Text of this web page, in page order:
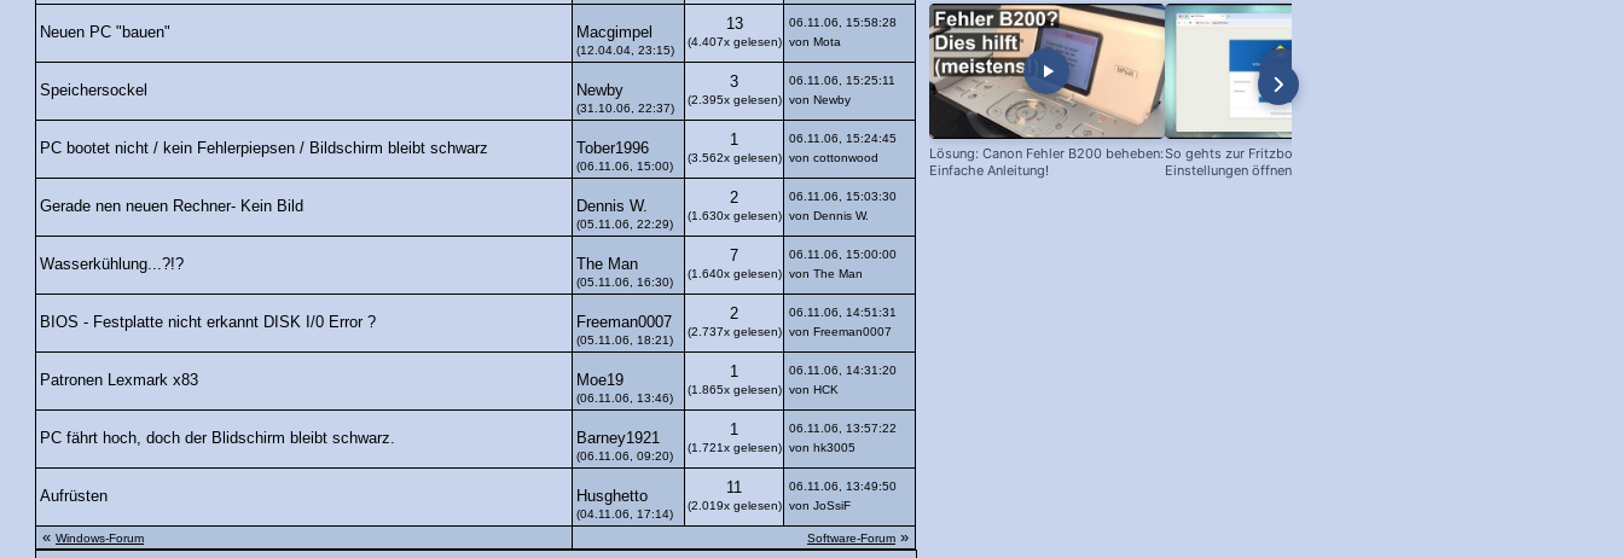
Neuen PC "bauen" Macgimpel
(12.04.04, 23:15)
13
(4.407x gelesen)
06.11.06, 15:58:28
von Mota
Speichersockel Newby
(31.10.06, 22:37)
3
(2.395x gelesen)
06.11.06, 15:25:11
von Newby
PC bootet nicht / kein Fehlerpiepsen / Bildschirm bleibt schwarz Tober1996
(06.11.06, 15:00)
1
(3.562x gelesen)
06.11.06, 15:24:45
von cottonwood
Gerade nen neuen Rechner- Kein Bild Dennis W.
(05.11.06, 22:29)
2
(1.630x gelesen)
06.11.06, 15:03:30
von Dennis W.
Wasserkühlung...?!? The Man
(05.11.06, 16:30)
7
(1.640x gelesen)
06.11.06, 15:00:00
von The Man
BIOS - Festplatte nicht erkannt DISK I/0 Error ? Freeman0007
(05.11.06, 18:21)
2
(2.737x gelesen)
06.11.06, 14:51:31
von Freeman0007
Patronen Lexmark x83 Moe19
(06.11.06, 13:46)
1
(1.865x gelesen)
06.11.06, 14:31:20
von HCK
PC fährt hoch, doch der Blidschirm bleibt schwarz. Barney1921
(06.11.06, 09:20)
1
(1.721x gelesen)
06.11.06, 13:57:22
von hk3005
Aufrüsten Husghetto
(04.11.06, 17:14)
11
(2.019x gelesen)
06.11.06, 13:49:50
von JoSsiF
«Windows-Forum Software-Forum»
Lösung: Canon Fehler B200 beheben:
Einfache Anleitung!
So gehts zur Fritzbox – Router-
Einstellungen öffnen!